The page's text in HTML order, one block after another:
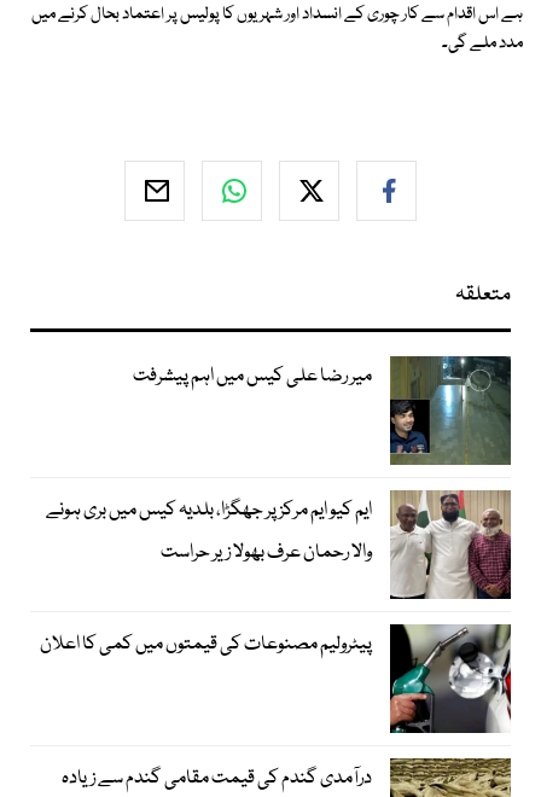
ہے اس اقدام سے کار چوری کے انسداد اور شہریوں کا پولیس پر اعتماد بحال کرنے میں
مدد ملے گی۔
متعلقہ
میر رضا علی کیس میں اہم پیشرفت
ایم کیو ایم مرکز پر جھگڑا، بلدیہ کیس میں بری ہونے
والا رحمان عرف بھولا زیر حراست
پیٹرولیم مصنوعات کی قیمتوں میں کمی کا اعلان
درآمدی گندم کی قیمت مقامی گندم سے زیادہ